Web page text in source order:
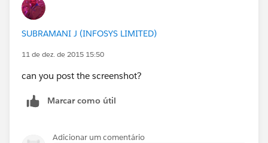
SUBRAMANI J (INFOSYS LIMITED)
11 de dez. de 2015 15:50
can you post the screenshot?
Marcar como útil
Adicionar um comentário